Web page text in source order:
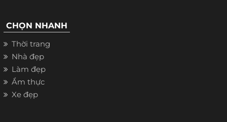
CHỌN NHANH
Thời trang
Nhà đẹp
Làm đẹp
Ẩm thực
Xe đẹp